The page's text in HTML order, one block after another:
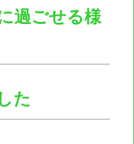
過ごせる様
た